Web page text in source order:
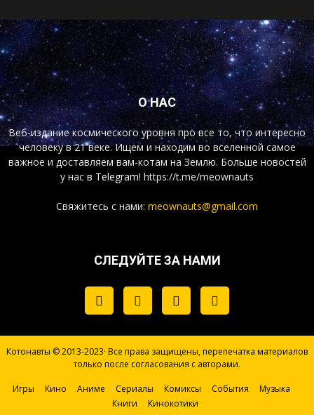
О НАС
Веб-издание космического уровня про все то, что интересно
человеку в 21 веке. Ищем и находим во вселенной самое
важное и доставляем вам-котам на Землю. Больше новостей
у нас в Telegram! https://t.me/meownauts
Свяжитесь с нами: meownauts@gmail.com
СЛЕДУЙТЕ ЗА НАМИ
Котонавты © 2013-2023· Все права защищены, перепечатка материалов
только после согласования с авторами.
Игры Кино Аниме Сериалы Комиксы События
Музыка
Книги
Кинокотики